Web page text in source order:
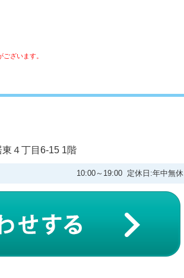
ざいます。
４丁目6-15 1階
10:00～19:00 定休日:年中無休